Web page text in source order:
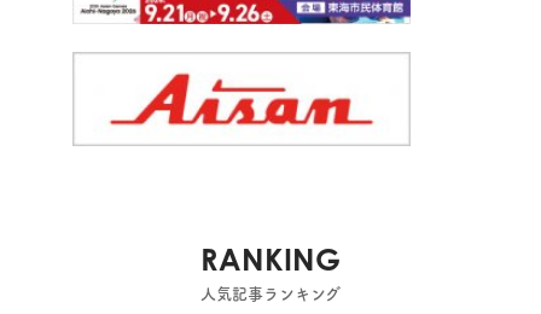
RANKING
人気記事ランキング